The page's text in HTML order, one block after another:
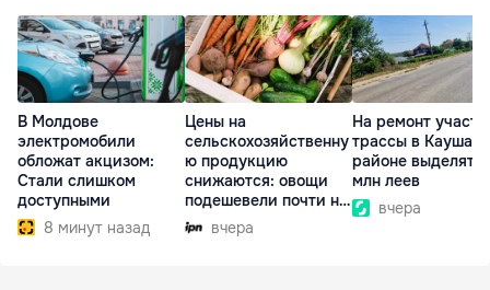
В Молдове
электромобили
обложат акцизом:
Стали слишком
доступными
8 минут назад
Цены на
сельскохозяйственну
ю продукцию
снижаются: овощи
подешевели почти на
30%вчера
На ремонт
трассы в
районе выделят
млн леев
вчера